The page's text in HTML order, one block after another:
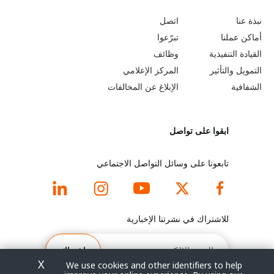
e
a
r
n
o
نبذة عنا
أماكن عملنا
القيادة التنفيذية
التمويل والتأثير
الشفافية
o
b
e
y
n
d
f
o
o
t
اتصل
تبرّعوا
وظائف
المركز الإعلامي
الإبلاغ عن المخالفات
ابقوا على تواصل
تابعونا على وسائل التواصل الاجتماعي
للاشتراك في نشرتنا الإخبارية
البريد
الإلكتروني
اشتراك
We use cookies and other identifiers to help
X